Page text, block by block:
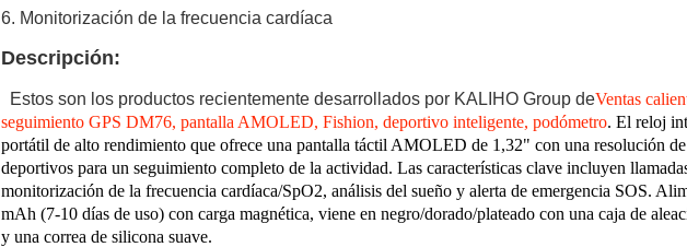
6. Monitorización de la frecuencia cardíaca
Descripción:
Estos son los productos recientemente desarrollados por KALIHO Group deVentas
seguimiento GPS DM76, pantalla AMOLED, Fishion, deportivo inteligente, podómetro. El reloj
portátil de alto rendimiento que ofrece una pantalla táctil AMOLED de 1,32" con una resolución
deportivos para un seguimiento completo de la actividad. Las características clave incluyen
monitorización de la frecuencia cardíaca/SpO2, análisis del sueño y alerta de emergencia SOS.
mAh (7-10 días de uso) con carga magnética, viene en negro/dorado/plateado con una caja de
y una correa de silicona suave.